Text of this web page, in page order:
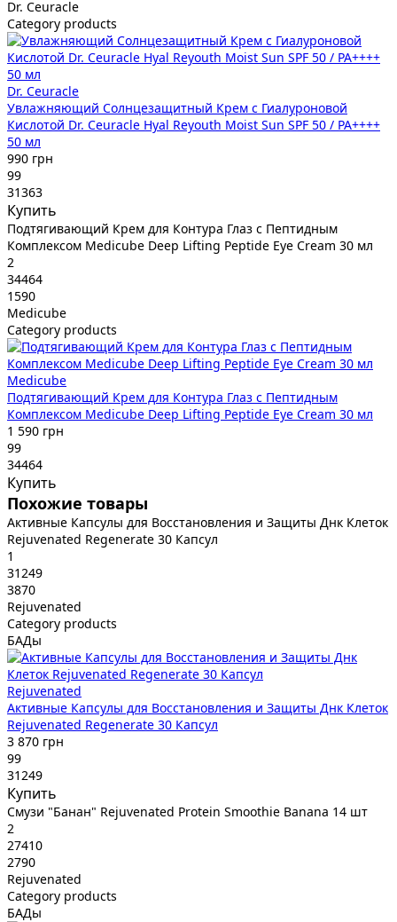
Dr. Ceuracle
Category products
Dr. Ceuracle
Увлажняющий Солнцезащитный Крем с Гиалуроновой
Кислотой Dr. Ceuracle Hyal Reyouth Moist Sun SPF 50 / PA++++
50 мл
990 грн
99
31363
Купить
Подтягивающий Крем для Контура Глаз с Пептидным
Комплексом Medicube Deep Lifting Peptide Eye Cream 30 мл
2
34464
1590
Medicube
Category products
Medicube
Подтягивающий Крем для Контура Глаз с Пептидным
Комплексом Medicube Deep Lifting Peptide Eye Cream 30 мл
1 590 грн
99
34464
Купить
Похожие товары
Активные Капсулы для Восстановления и Защиты Днк Клеток
Rejuvenated Regenerate 30 Капсул
1
31249
3870
Rejuvenated
Category products
БАДы
Rejuvenated
Активные Капсулы для Восстановления и Защиты Днк Клеток
Rejuvenated Regenerate 30 Капсул
3 870 грн
99
31249
Купить
Смузи "Банан" Rejuvenated Protein Smoothie Banana 14 шт
2
27410
2790
Rejuvenated
Category products
БАДы